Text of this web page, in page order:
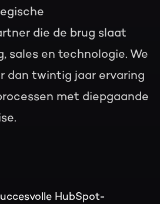
die de brug slaat
sales en technologie. We
dan twintig jaar ervaring
met diepgaande
HubSpot-